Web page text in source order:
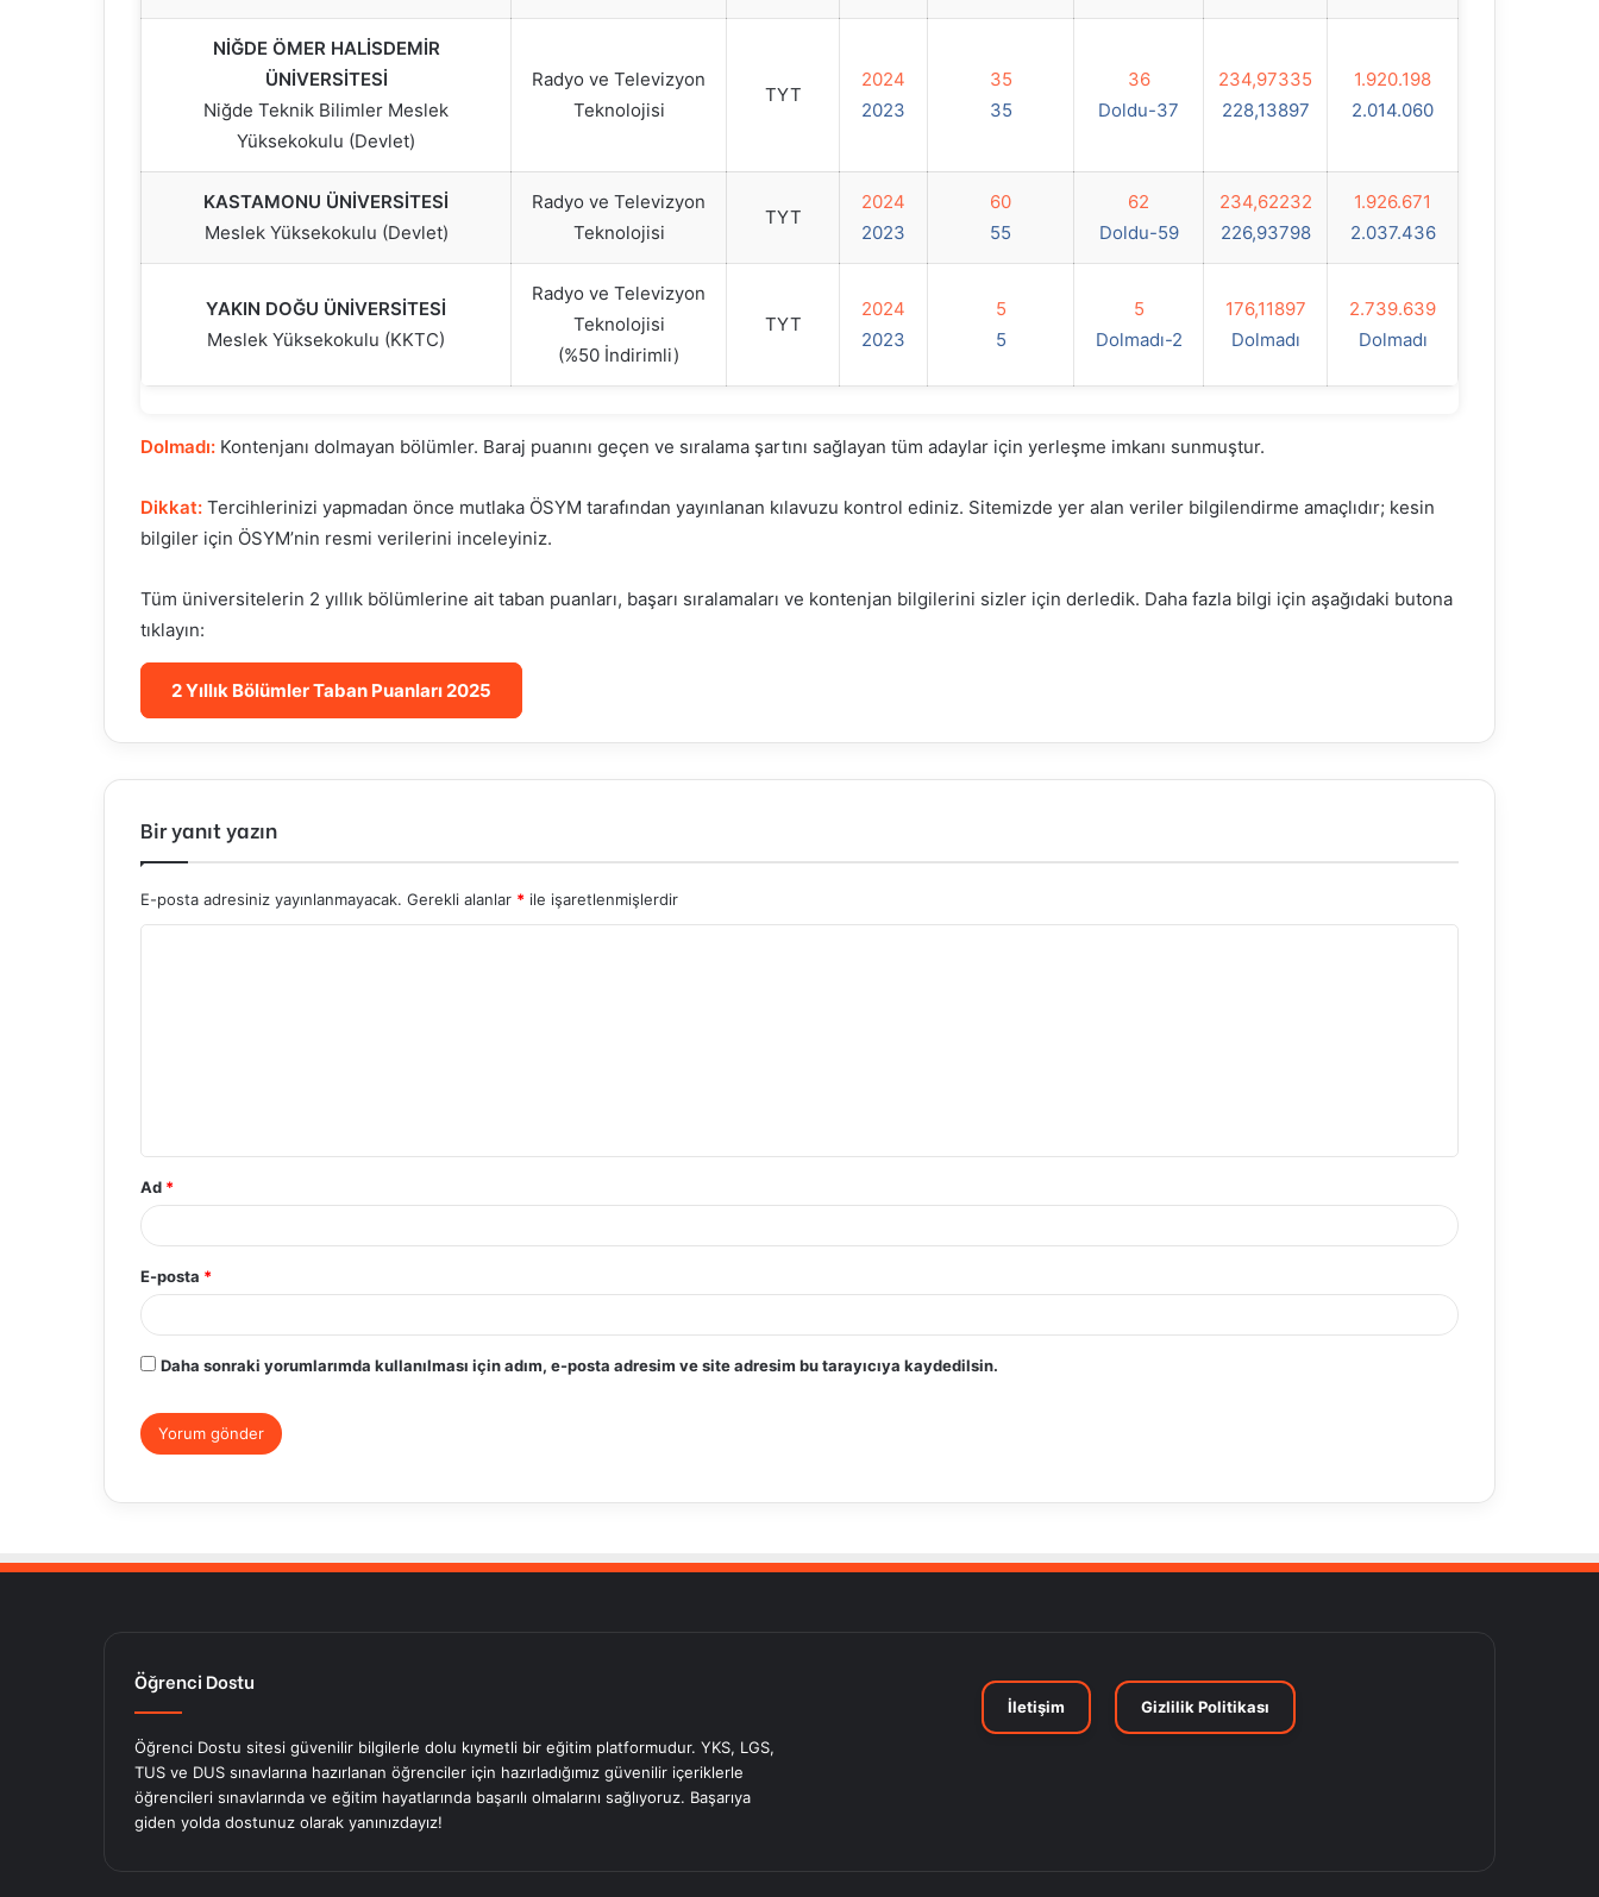
NİĞDE ÖMER HALİSDEMİR
ÜNİVERSİTESİ
Niğde Teknik Bilimler Meslek
Yüksekokulu (Devlet)
Radyo ve Televizyon
Teknolojisi
TYT
2024
2023
35
35
36
Doldu-37
234,97335
228,13897
1.920.198
2.014.060
KASTAMONU ÜNİVERSİTESİ
Meslek Yüksekokulu (Devlet)
Radyo ve Televizyon
Teknolojisi
TYT
2024
2023
60
55
62
Doldu-59
234,62232
226,93798
1.926.671
2.037.436
YAKIN DOĞU ÜNİVERSİTESİ
Meslek Yüksekokulu (KKTC)
Radyo ve Televizyon
Teknolojisi
(%50 İndirimli)
TYT
2024
2023
5
5
5
Dolmadı-2
176,11897
Dolmadı
2.739.639
Dolmadı
Dolmadı: Kontenjanı dolmayan bölümler. Baraj puanını geçen ve sıralama şartını sağlayan tüm adaylar için yerleşme imkanı sunmuştur.
Dikkat: Tercihlerinizi yapmadan önce mutlaka ÖSYM tarafından yayınlanan kılavuzu kontrol ediniz. Sitemizde yer alan veriler bilgilendirme amaçlıdır; kesin
bilgiler için ÖSYM’nin resmi verilerini inceleyiniz.
Tüm üniversitelerin 2 yıllık bölümlerine ait taban puanları, başarı sıralamaları ve kontenjan bilgilerini sizler için derledik. Daha fazla bilgi için aşağıdaki butona
tıklayın:
2 Yıllık Bölümler Taban Puanları 2025
Bir yanıt yazın
E-posta adresiniz yayınlanmayacak. Gerekli alanlar * ile işaretlenmişlerdir
Ad *
E-posta *
Daha sonraki yorumlarımda kullanılması için adım, e-posta adresim ve site adresim bu tarayıcıya kaydedilsin.
Öğrenci Dostu
Öğrenci Dostu sitesi güvenilir bilgilerle dolu kıymetli bir eğitim platformudur. YKS, LGS,
TUS ve DUS sınavlarına hazırlanan öğrenciler için hazırladığımız güvenilir içeriklerle
öğrencileri sınavlarında ve eğitim hayatlarında başarılı olmalarını sağlıyoruz. Başarıya
giden yolda dostunuz olarak yanınızdayız!
İletişim Gizlilik Politikası